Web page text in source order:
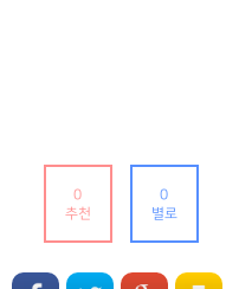
0
추천
0
별로